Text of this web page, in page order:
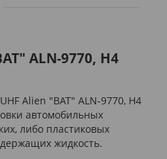
ALN-9770, H4
Alien "BAT" ALN-9770, H4
автомобильных
либо пластиковых
жидкость.